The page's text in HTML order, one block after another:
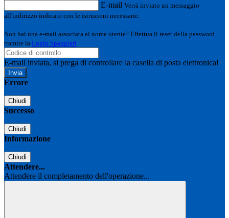
E-mail Verrà inviato un messaggio
all'indirizzo indicato con le istruzioni necessarie.
Non hai una e-mail associata al nome utente? Effettua il reset della password
tramite la Login Spaggiari
E-mail inviata, si prega di controllare la casella di posta elettronica!
Errore
Chiudi
Successo
Chiudi
Informazione
Chiudi
Attendere...
Attendere il completamento dell'operazione...